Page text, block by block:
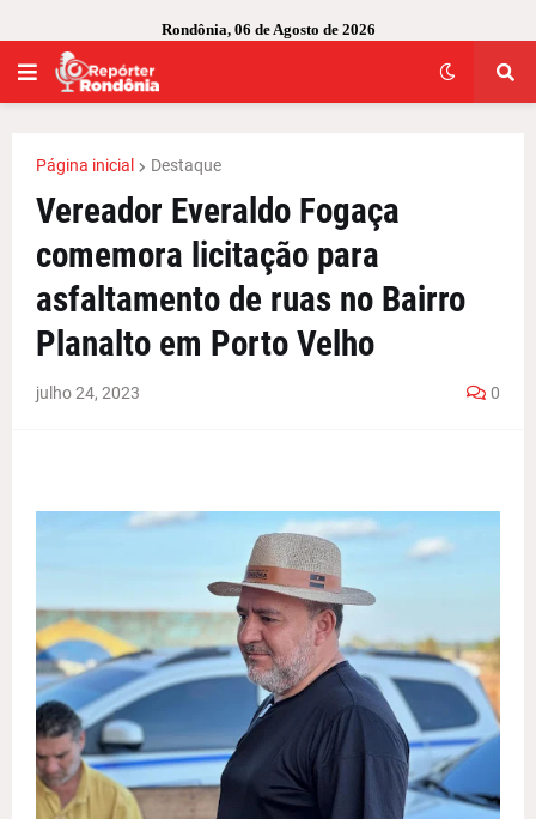
Rondônia, 06 de Agosto de 2026
Página inicial Destaque
Vereador Everaldo Fogaça
comemora licitação para
asfaltamento de ruas no Bairro
Planalto em Porto Velho
julho 24, 2023 0